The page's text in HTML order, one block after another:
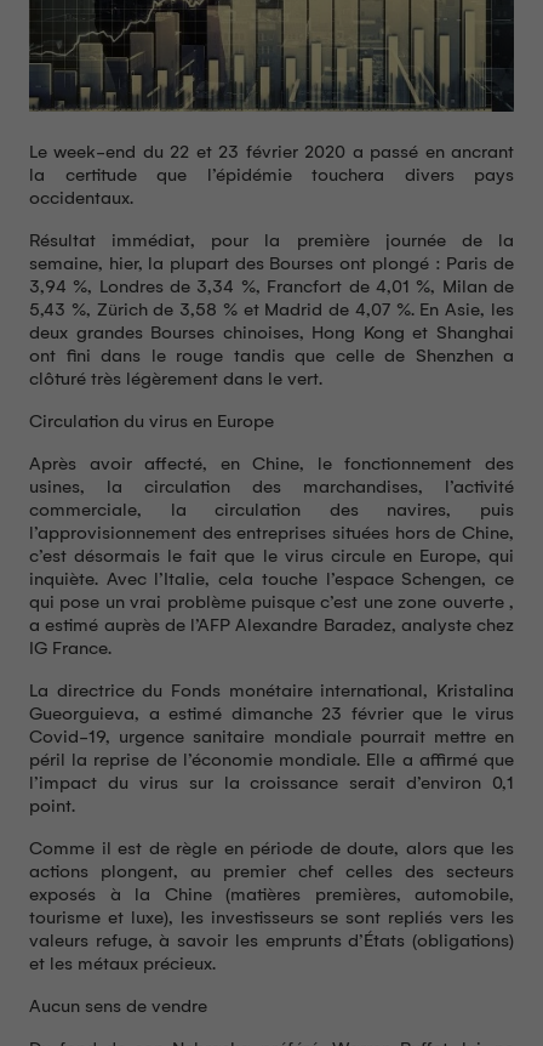
Le week-end du 22 et 23 février 2020 a passé en ancrant
la certitude que l’épidémie touchera divers pays
occidentaux.
Résultat immédiat, pour la première journée de la
semaine, hier, la plupart des Bourses ont plongé : Paris de
3,94 %, Londres de 3,34 %, Francfort de 4,01 %, Milan de
5,43 %, Zürich de 3,58 % et Madrid de 4,07 %. En Asie, les
deux grandes Bourses chinoises, Hong Kong et Shanghai
ont fini dans le rouge tandis que celle de Shenzhen a
clôturé très légèrement dans le vert.
Circulation du virus en Europe
Après avoir affecté, en Chine, le fonctionnement des
usines, la circulation des marchandises, l’activité
commerciale, la circulation des navires, puis
l’approvisionnement des entreprises situées hors de Chine,
c’est désormais le fait que le virus circule en Europe, qui
inquiète. Avec l’Italie, cela touche l’espace Schengen, ce
qui pose un vrai problème puisque c’est une zone ouverte ,
a estimé auprès de l’AFP Alexandre Baradez, analyste chez
IG France.
La directrice du Fonds monétaire international, Kristalina
Gueorguieva, a estimé dimanche 23 février que le virus
Covid-19, urgence sanitaire mondiale pourrait mettre en
péril la reprise de l’économie mondiale. Elle a affirmé que
l’impact du virus sur la croissance serait d’environ 0,1
point.
Comme il est de règle en période de doute, alors que les
actions plongent, au premier chef celles des secteurs
exposés à la Chine (matières premières, automobile,
tourisme et luxe), les investisseurs se sont repliés vers les
valeurs refuge, à savoir les emprunts d’États (obligations)
et les métaux précieux.
Aucun sens de vendre